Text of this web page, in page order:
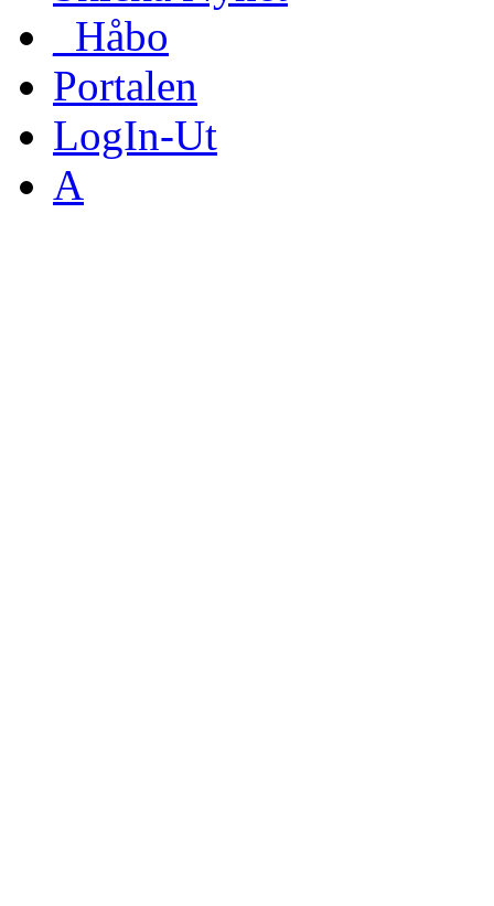
_Håbo
Portalen
LogIn-Ut
A